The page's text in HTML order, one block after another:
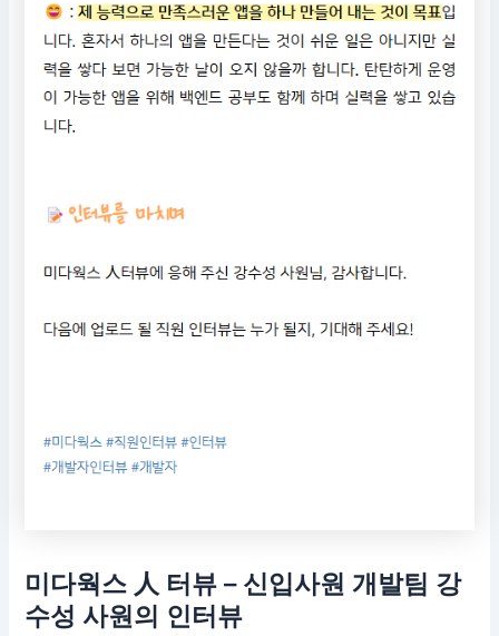
미다웍스 人 터뷰 – 신입사원 개발팀 강
수성 사원의 인터뷰